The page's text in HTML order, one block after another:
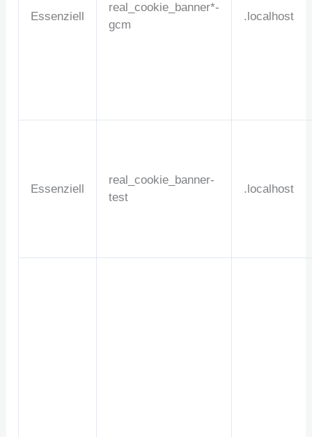
Essenziell
real_cookie_banner*-
gcm
.localhost
Essenziell
real_cookie_banner-
test
.localhost